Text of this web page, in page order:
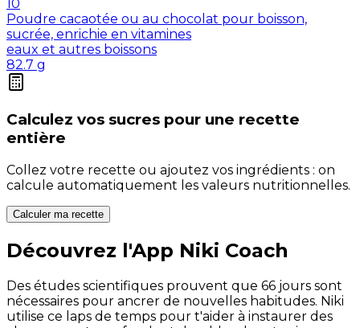
10
Poudre cacaotée ou au chocolat pour boisson,
sucrée, enrichie en vitamines
eaux et autres boissons
82.7 g
Calculez vos sucres pour une recette
entière
Collez votre recette ou ajoutez vos ingrédients : on
calcule automatiquement les valeurs nutritionnelles.
Calculer ma recette
Découvrez l'App Niki Coach
Des études scientifiques prouvent que 66 jours sont
nécessaires pour ancrer de nouvelles habitudes. Niki
utilise ce laps de temps pour t'aider à instaurer des